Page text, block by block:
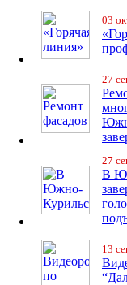
03
27
27
В
13